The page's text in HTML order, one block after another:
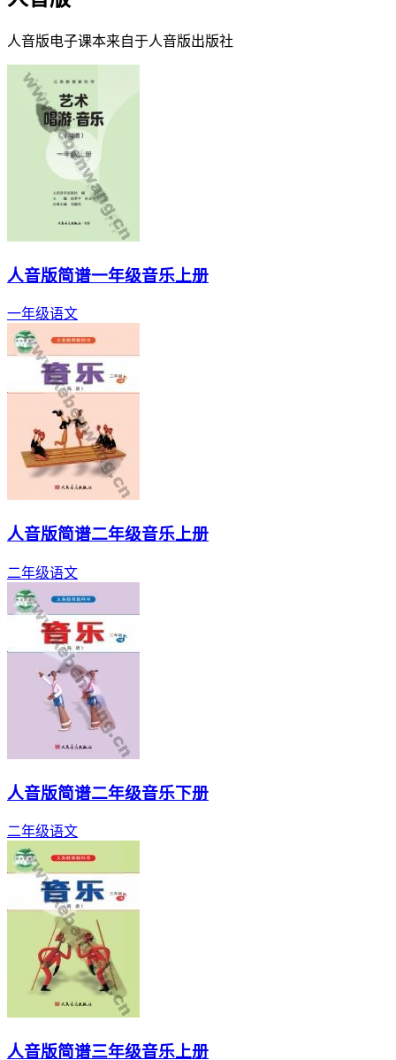
人音版电子课本来自于人音版出版社
人音版简谱一年级音乐上册
一年级语文
人音版简谱二年级音乐上册
二年级语文
人音版简谱二年级音乐下册
二年级语文
人音版简谱三年级音乐上册